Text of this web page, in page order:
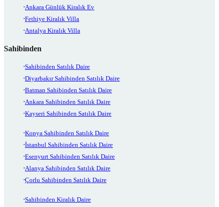
Ankara Günlük Kiralık Ev
Fethiye Kiralık Villa
Antalya Kiralık Villa
Sahibinden
Sahibinden Satılık Daire
Diyarbakır Sahibinden Satılık Daire
Batman Sahibinden Satılık Daire
Ankara Sahibinden Satılık Daire
Kayseri Sahibinden Satılık Daire
Konya Sahibinden Satılık Daire
İstanbul Sahibinden Satılık Daire
Esenyurt Sahibinden Satılık Daire
Alanya Sahibinden Satılık Daire
Çorlu Sahibinden Satılık Daire
Sahibinden Kiralık Daire